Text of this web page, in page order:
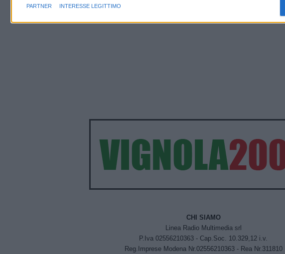
PARTNER INTERESSE LEGITTIMO
CHI SIAMO
Linea Radio Multimedia srl
P.Iva 02556210363 - Cap.Soc. 10.329,12 i.v.
Reg.Imprese Modena Nr.02556210363 - Rea Nr.311810